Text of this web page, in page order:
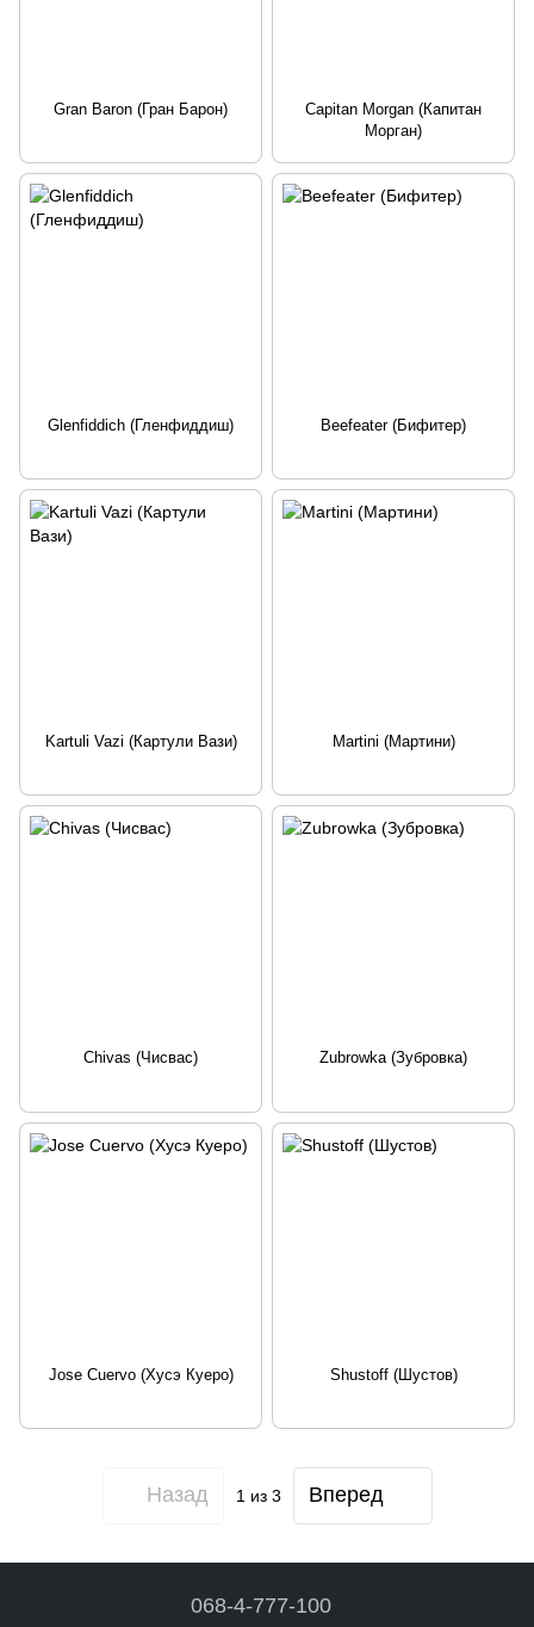
Gran Baron (Гран Барон)
Capitan Morgan (Капитан
Морган)
Glenfiddich (Гленфиддиш) Beefeater (Бифитер)
Kartuli Vazi (Картули Вази) Martini (Мартини)
Chivas (Чисвас) Zubrowka (Зубровка)
Jose Cuervo (Хусэ Куеро) Shustoff (Шустов)
Назад 1 из 3 Вперед
068-4-777-100